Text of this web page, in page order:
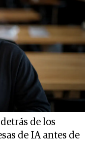
de los
de IA antes de